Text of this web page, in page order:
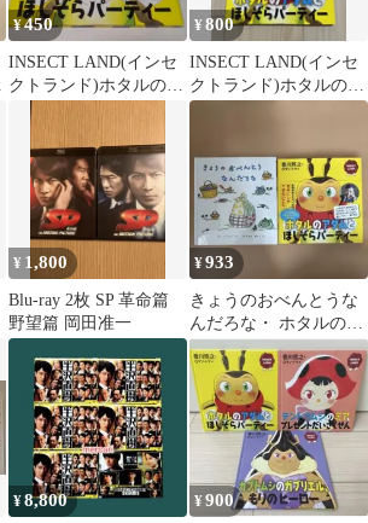
¥450
INSECT LAND(インセ
クトランド)ホタルのア
ダムとほしぞらパーテ
¥800
INSECT LAND(インセ
クトランド)ホタルのア
ダムとほしぞらパーテ
¥ 1,800
Blu-ray 2枚 SP 革命篇
野望篇 岡田准一
¥933
きょうのおべんとうな
んだろな・ ホタルのア
ダムとほしぞらパーテ
ィー
¥8,800 ¥900